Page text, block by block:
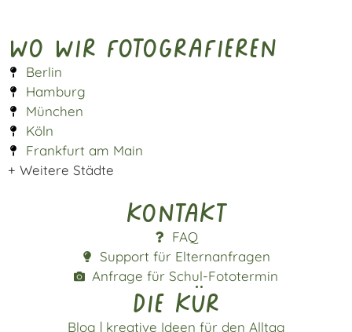
Wo wir fotografieren
Berlin
Hamburg
München
Köln
Frankfurt am Main
+ Weitere Städte
Kontakt
FAQ
Support für Elternanfragen
Anfrage für Schul-Fototermin
die kür
Blog | kreative Ideen für den Alltag